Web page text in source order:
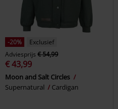
-20%
Exclusief
Adviesprijs € 54,99
€ 43,99
Moon and Salt Circles
Supernatural
Cardigan